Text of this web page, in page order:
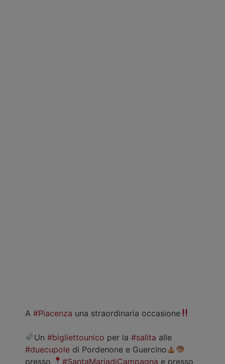
A #Piacenza una straordinaria occasione
Un#bigliettounico per la#salita alle
#duecupole di Pordenone e Guercino
presso
#SantaMariadiCampagna e presso